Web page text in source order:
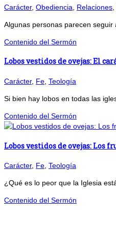
Carácter, Obediencia Relaciones
Algunas personas parecen seguir
Contenido del Sermón
Lobos vestidos de ovejas: El
Carácter, Fe Teología
Si bien hay lobos en todas las
Contenido del Sermón
Lobos vestidos de ovejas: Los
Carácter, Fe Teología
¿Qué es lo peor que la Iglesia
Contenido del Sermón